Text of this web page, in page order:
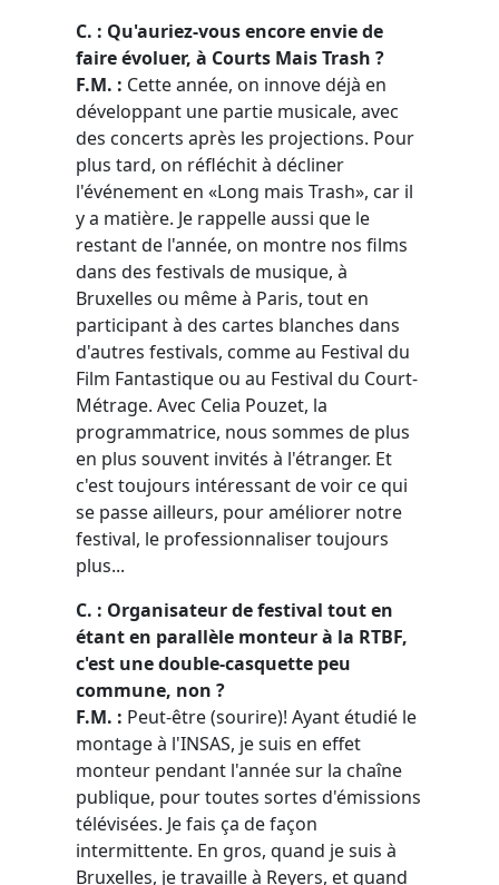
C. : Qu'auriez-vous encore envie de
faire évoluer, à Courts Mais Trash ?
F.M. : Cette année, on innove déjà en
développant une partie musicale, avec
des concerts après les projections. Pour
plus tard, on réfléchit à décliner
l'événement en «Long mais Trash», car il
y a matière. Je rappelle aussi que le
restant de l'année, on montre nos films
dans des festivals de musique, à
Bruxelles ou même à Paris, tout en
participant à des cartes blanches dans
d'autres festivals, comme au Festival du
Film Fantastique ou au Festival du Court-
Métrage. Avec Celia Pouzet, la
programmatrice, nous sommes de plus
en plus souvent invités à l'étranger. Et
c'est toujours intéressant de voir ce qui
se passe ailleurs, pour améliorer notre
festival, le professionnaliser toujours
plus...
C. : Organisateur de festival tout en
étant en parallèle monteur à la RTBF,
c'est une double-casquette peu
commune, non ?
F.M. : Peut-être (sourire)! Ayant étudié le
montage à l'INSAS, je suis en effet
monteur pendant l'année sur la chaîne
publique, pour toutes sortes d'émissions
télévisées. Je fais ça de façon
intermittente. En gros, quand je suis à
Bruxelles, je travaille à Reyers, et quand